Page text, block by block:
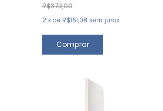
R$379,00
2 x de R$161,08 sem juros